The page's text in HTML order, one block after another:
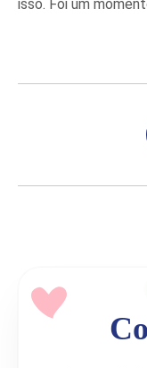
isso. Foi um